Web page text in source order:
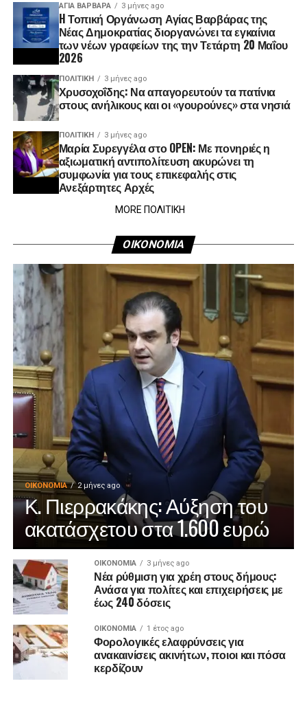
ΑΓΙΑ ΒΑΡΒΑΡΑ 3 μήνες ago
H Τοπική Οργάνωση Αγίας Βαρβάρας της
Νέας Δημοκρατίας διοργανώνει τα εγκαίνια
των νέων γραφείων της την Τετάρτη 20 Μαΐου
2026
ΠΟΛΙΤΙΚΉ 3 μήνες ago
Χρυσοχοΐδης: Να απαγορευτούν τα πατίνια
στους ανήλικους και οι «γουρούνες» στα νησιά
ΠΟΛΙΤΙΚΉ 3 μήνες ago
Μαρία Συρεγγέλα στο OPEN: Με πονηριές η
αξιωματική αντιπολίτευση ακυρώνει τη
συμφωνία για τους επικεφαλής στις
Ανεξάρτητες Αρχές
MORE ΠΟΛΙΤΙΚΗ
ΟΙΚΟΝΟΜΙΑ
ΟΙΚΟΝΟΜΊΑ 2 μήνες ago
Κ. Πιερρακάκης: Αύξηση του
ακατάσχετου στα 1.600 ευρώ
ΟΙΚΟΝΟΜΊΑ 3 μήνες ago
Νέα ρύθμιση για χρέη στους δήμους:
Ανάσα για πολίτες και επιχειρήσεις με
έως 240 δόσεις
ΟΙΚΟΝΟΜΊΑ 1 έτος ago
Φορολογικές ελαφρύνσεις για
ανακαινίσεις ακινήτων, ποιοι και πόσα
κερδίζουν